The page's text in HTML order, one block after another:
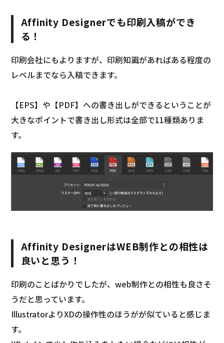
Affinity Designerでも印刷入稿ができ
る！
印刷会社にもよりますが、印刷知識があればある程度の
レベルまでなら入稿できます。
【EPS】や【PDF】への書き出しができるということが
大きなポイントで書き出し形式は全部で11種類ありま
す。
Affinity DesignerはWEB制作との相性は
良いと思う！
印刷のことばかりでしたが、web制作との相性も良さそ
うだと思っています。
IllustratorよりXDの操作性のほうがが似ていると感じま
す。